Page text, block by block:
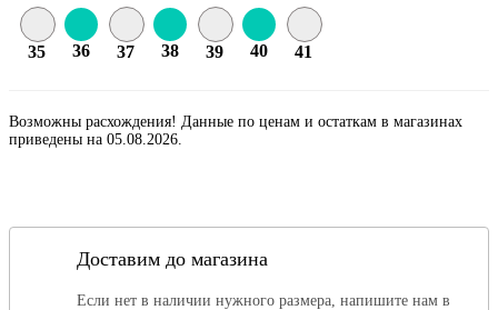
35 36 37 38 39 40 41
Возможны расхождения! Данные по ценам и остаткам в магазинах
приведены на 05.08.2026.
Доставим до магазина
Если нет в наличии нужного размера, напишите нам в